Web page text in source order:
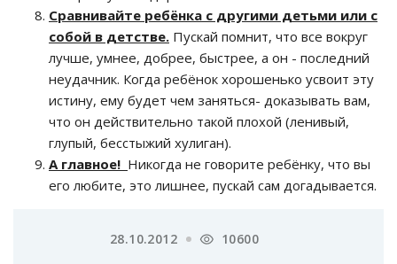
Сравнивайте ребёнка с другими детьми или с
собой в детстве. Пускай помнит, что все вокруг
лучше, умнее, добрее, быстрее, а он - последний
неудачник. Когда ребёнок хорошенько усвоит эту
истину, ему будет чем заняться- доказывать вам,
что он действительно такой плохой (ленивый,
глупый, бесстыжий хулиган).
А главное! Никогда не говорите ребёнку, что вы
его любите, это лишнее, пускай сам догадывается.
28.10.2012 10600